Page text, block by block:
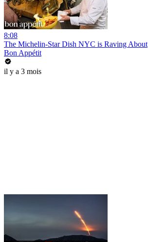
8:08
The Michelin-Star Dish NYC is Raving About
Bon Appétit
il y a 3 mois